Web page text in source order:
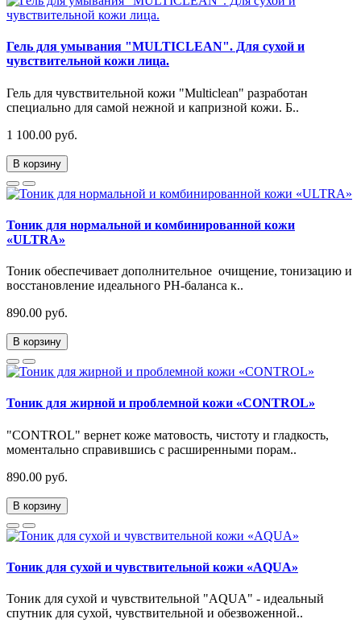
Гель для умывания "MULTICLEAN". Для сухой и
чувствительной кожи лица.
Гель для чувствительной кожи "Multiclean" разработан
специально для самой нежной и капризной кожи. Б..
1 100.00 руб.
В корзину
Тоник для нормальной и комбинированной кожи
«ULTRA»
Тоник обеспечивает дополнительное очищение, тонизацию и
восстановление идеального PH-баланса к..
890.00 руб.
В корзину
Тоник для жирной и проблемной кожи «CONTROL»
"CONTROL" вернет коже матовость, чистоту и гладкость,
моментально справившись с расширенными порам..
890.00 руб.
В корзину
Тоник для сухой и чувствительной кожи «AQUA»
Тоник для сухой и чувствительной "AQUA" - идеальный
спутник для сухой, чувствительной и обезвоженной..